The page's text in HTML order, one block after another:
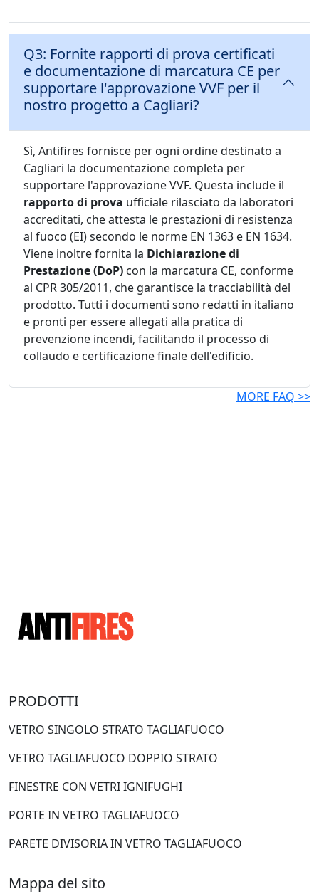
Q3: Fornite rapporti di prova certificati
e documentazione di marcatura CE per
supportare l'approvazione VVF per il
nostro progetto a Cagliari?
Sì, Antifires fornisce per ogni ordine destinato a
Cagliari la documentazione completa per
supportare l'approvazione VVF. Questa include il
rapporto di prova ufficiale rilasciato da laboratori
accreditati, che attesta le prestazioni di resistenza
al fuoco (EI) secondo le norme EN 1363 e EN 1634.
Viene inoltre fornita la Dichiarazione di
Prestazione (DoP) con la marcatura CE, conforme
al CPR 305/2011, che garantisce la tracciabilità del
prodotto. Tutti i documenti sono redatti in italiano
e pronti per essere allegati alla pratica di
prevenzione incendi, facilitando il processo di
collaudo e certificazione finale dell'edificio.
MORE FAQ >>
PRODOTTI
VETRO SINGOLO STRATO TAGLIAFUOCO
VETRO TAGLIAFUOCO DOPPIO STRATO
FINESTRE CON VETRI IGNIFUGHI
PORTE IN VETRO TAGLIAFUOCO
PARETE DIVISORIA IN VETRO TAGLIAFUOCO
Mappa del sito